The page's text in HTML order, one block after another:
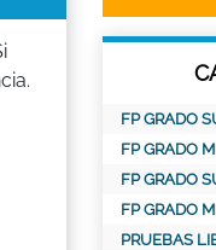
FP GRADO
FP GRADO
FP GRADO
FP GRADO
PRUEBAS